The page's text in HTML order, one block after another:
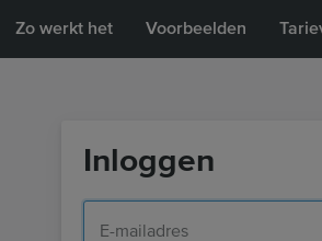
Zo werkt het Voorbeelden
Inloggen